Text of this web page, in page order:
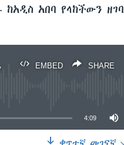
አበባ የላከችውን ዘገባ
EMBED SHARE
ሰጠ
4:09